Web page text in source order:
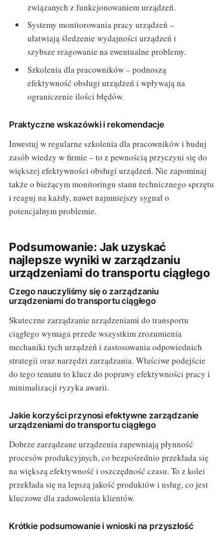
związanych z funkcjonowaniem urządzeń.
Systemy monitorowania pracy urządzeń –
ułatwiają śledzenie wydajności urządzeń i
szybsze reagowanie na ewentualne problemy.
Szkolenia dla pracowników – podnoszą
efektywność obsługi urządzeń i wpływają na
ograniczenie ilości błędów.
Praktyczne wskazówki i rekomendacje
Inwestuj w regularne szkolenia dla pracowników i buduj
zasób wiedzy w firmie – to z pewnością przyczyni się do
większej efektywności obsługi urządzeń. Nie zapominaj
także o bieżącym monitoringu stanu technicznego sprzętu
i reaguj na każdy, nawet najmniejszy sygnał o
potencjalnym problemie.
Podsumowanie: Jak uzyskać
najlepsze wyniki w zarządzaniu
urządzeniami do transportu ciągłego
Czego nauczyliśmy się o zarządzaniu
urządzeniami do transportu ciągłego
Skuteczne zarządzanie urządzeniami do transportu
ciągłego wymaga przede wszystkim zrozumienia
mechaniki tych urządzeń i zastosowania odpowiednich
strategii oraz narzędzi zarządzania. Właściwe podejście
do tego tematu to klucz do poprawy efektywności pracy i
minimalizacji ryzyka awarii.
Jakie korzyści przynosi efektywne zarządzanie
urządzeniami do transportu ciągłego
Dobrze zarządzane urządzenia zapewniają płynność
procesów produkcyjnych, co bezpośrednio przekłada się
na większą efektywność i oszczędność czasu. To z kolei
przekłada się na lepszą jakość produktów i usług, co jest
kluczowe dla zadowolenia klientów.
Krótkie podsumowanie i wnioski na przyszłość